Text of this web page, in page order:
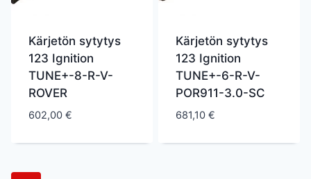
Kärjetön sytytys
123 Ignition
TUNE+-8-R-V-
ROVER
602,00 €
Kärjetön sytytys
123 Ignition
TUNE+-6-R-V-
POR911-3.0-SC
681,10 €